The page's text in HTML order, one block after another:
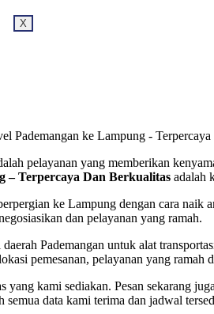
X
pelayanan yang memberikan
– Terpercaya Dan Berkualitas adalah
ke Lampung dengan cara
dan pelayanan yang ramah.
Pademangan untuk alat
pemesanan, pelayanan yang
kami sediakan. Pesan sekarang
data kami terima dan jadwal